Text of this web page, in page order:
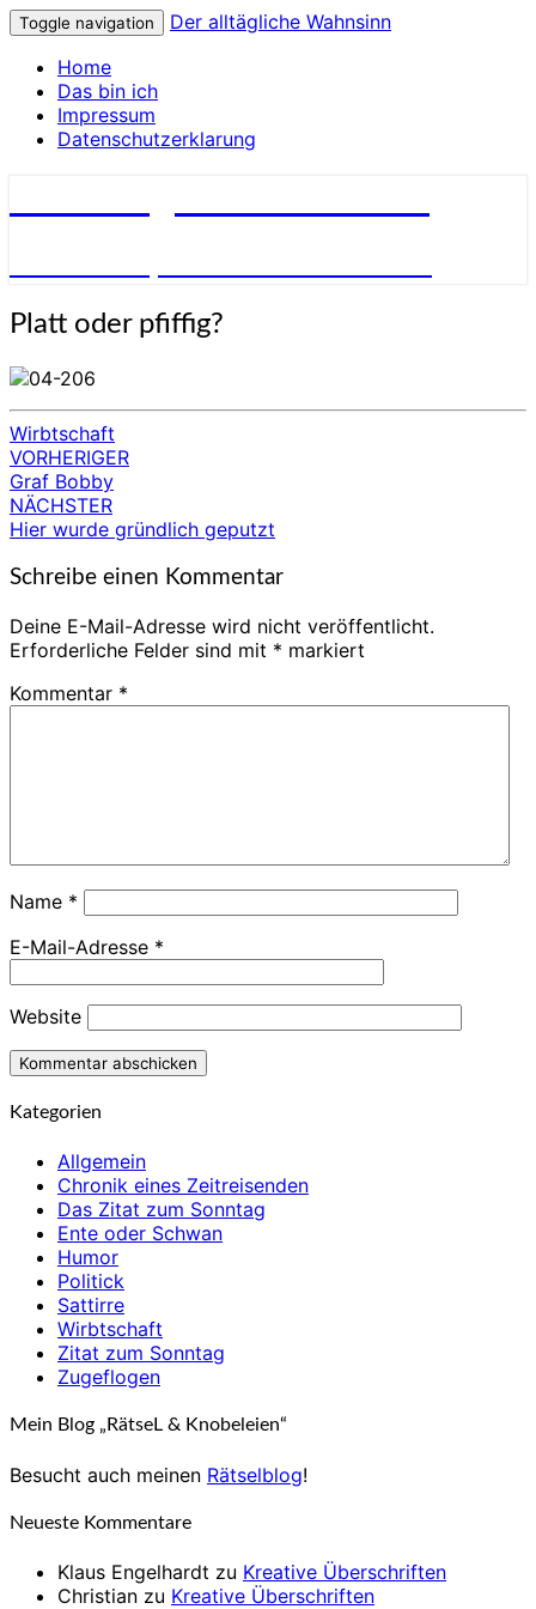
Toggle navigation
Der alltägliche Wahnsinn
Home
Das bin ich
Impressum
Datenschutzerklarung
Platt
pfiffig?
Platt oder pfiffig?
Wirbtschaft
Beitragsnavigation
VORHERIGER
Graf Bobby
NÄCHSTER
Hier wurde gründlich geputzt
Schreibe einen Kommentar
Deine E-Mail-Adresse wird nicht veröffentlicht.
Erforderliche Felder sind mit * markiert
Kommentar *
Name *
E-Mail-Adresse *
Website
Kategorien
Allgemein
Chronik eines Zeitreisenden
Das Zitat zum Sonntag
Ente oder Schwan
Humor
Politick
Sattirre
Wirbtschaft
Zitat zum Sonntag
Zugeflogen
Mein Blog „RätseL & Knobeleien“
Besucht auch meinen Rätselblog!
Neueste Kommentare
Klaus Engelhardt zu Kreative Überschriften
Christian zu Kreative Überschriften